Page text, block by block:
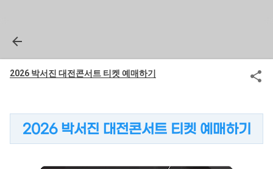
2026 박서진 대전콘서트 티켓 예매하기
2026 박서진 대전콘서트 티켓 예매하기